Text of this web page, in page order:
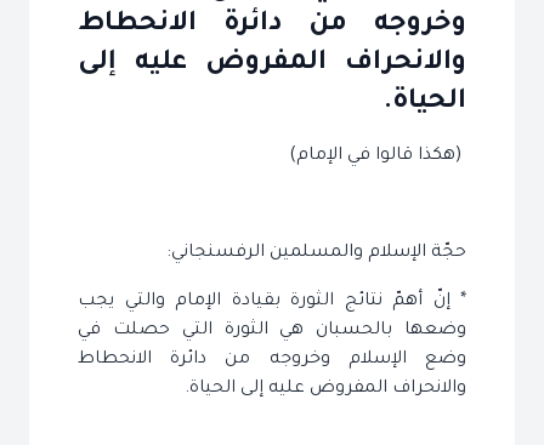
وخروجه من دائرة الانحطاط
والانحراف المفروض عليه إلى
الحياة.
(هكذا قالوا في الإمام)
حجّة الإسلام والمسلمين الرفسنجاني:
* إنّ أهمّ نتائج الثورة بقيادة الإمام والتي يجب
وضعها بالحسبان هي الثورة التي حصلت في
وضع الإسلام وخروجه من دائرة الانحطاط
والانحراف المفروض عليه إلى الحياة.